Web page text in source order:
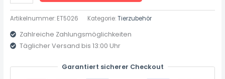
Artikelnummer: ET5026 Kategorie:Tierzubehör
Zahlreiche Zahlungsmöglichkeiten
Täglicher Versand bis 13:00 Uhr
Garantiert sicherer Checkout